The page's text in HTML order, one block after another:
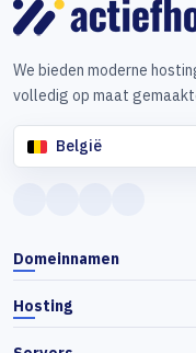
We bieden moderne
volledig op maat
België
Domeinnamen
Hosting